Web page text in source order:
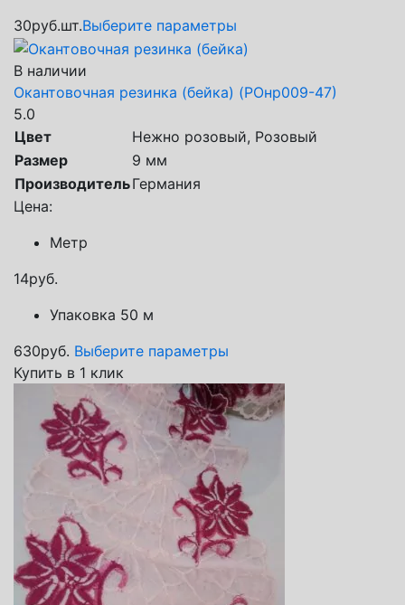
30руб.шт.Выберите параметры
В наличии
Окантовочная резинка (бейка) (РОнр009-47)
5.0
Цвет
Нежно розовый, Розовый
Размер
9 мм
ПроизводительГермания
Цена:
Метр
14руб.
Упаковка 50 м
630руб. Выберите параметры
Купить в 1 клик